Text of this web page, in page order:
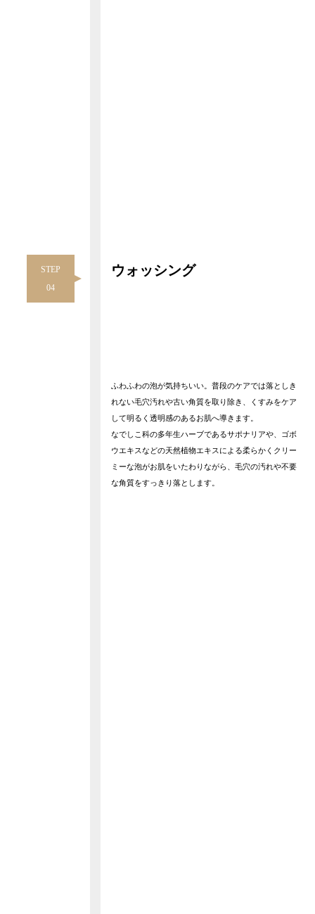
STEP
04
ウォッシング
ふわふわの泡が気持ちいい。普段のケアでは落としき
れない毛穴汚れや古い角質を取り除き、くすみをケア
して明るく透明感のあるお肌へ導きます。
なでしこ科の多年生ハーブであるサポナリアや、ゴボ
ウエキスなどの天然植物エキスによる柔らかくクリー
ミーな泡がお肌をいたわりながら、毛穴の汚れや不要
な角質をすっきり落とします。